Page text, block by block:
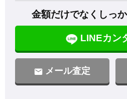
金額だけでなくしっ
LINEカン
メール査定